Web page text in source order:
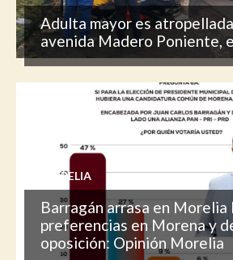
Adulta mayor es
avenida Madero Poniente,
MORELIA
Barragán arrasa en Morelia
preferencias en Morena y
oposición: Opinión Morelia